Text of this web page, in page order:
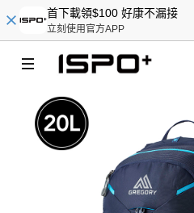
首下載領$100 好康不漏接
立刻使用官方APP